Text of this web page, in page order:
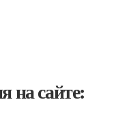
на сайте: